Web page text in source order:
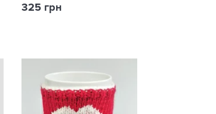
325 грн